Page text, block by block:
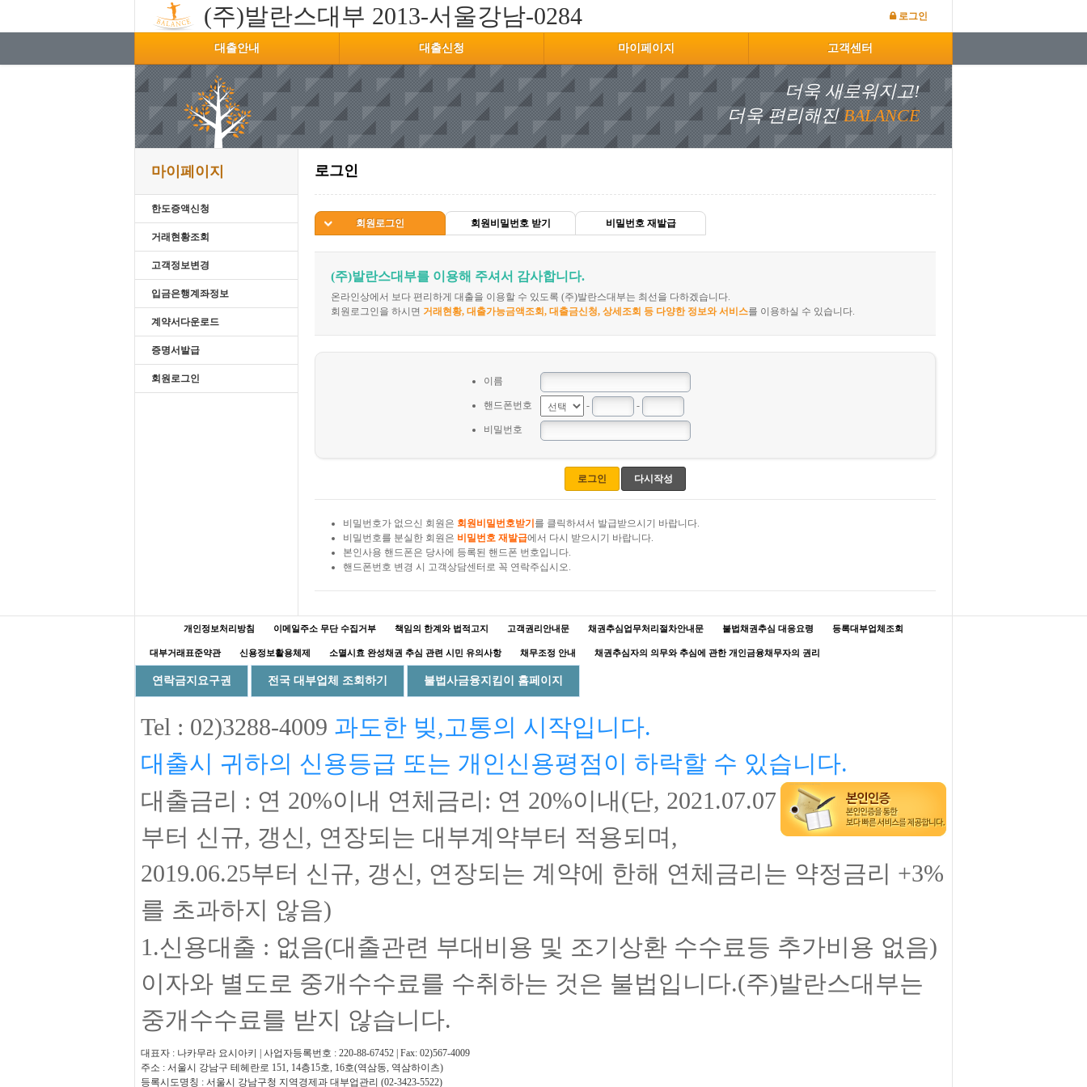
(주)발란스대부 2013-서울강남-0284 로그인
대출안내 대출신청 마이페이지 고객센터
더욱 새로워지고!
더욱 편리해진BALANCE
마이페이지
한도증액신청
거래현황조회
고객정보변경
입금은행계좌정보
계약서다운로드
증명서발급
회원로그인
로그인
회원로그인 회원비밀번호 받기 비밀번호 재발급
(주)발란스대부를 이용해 주셔서 감사합니다.
온라인상에서 보다 편리하게 대출을 이용할 수 있도록 (주)발란스대부는 최선을 다하겠습니다.
회원로그인을 하시면 거래현황, 대출가능금액조회, 대출금신청, 상세조회 등 다양한 정보와 서비스를 이용하실 수 있습니다.
이름
핸드폰번호 - -
비밀번호
로그인 다시작성
비밀번호가 없으신 회원은 회원비밀번호받기 를 클릭하셔서 발급받으시기 바랍니다.
비밀번호를 분실한 회원은 비밀번호 재발급에서 다시 받으시기 바랍니다.
본인사용 핸드폰은 당사에 등록된 핸드폰 번호입니다.
핸드폰번호 변경 시 고객상담센터로 꼭 연락주십시오.
개인정보처리방침 이메일주소 무단 수집거부 책임의 한계와 법적고지 고객권리안내문 채권추심업무처리절차안내문 불법채권추심 대응요령 등록대부업체조회
대부거래표준약관 신용정보활용체제 소멸시효 완성채권 추심 관련 시민 유의사항 채무조정 안내 채권추심자의 의무와 추심에 관한 개인금융채무자의 권리
연락금지요구권 전국 대부업체 조회하기 불법사금융지킴이 홈페이지
Tel : 02)3288-4009 과도한 빚,고통의 시작입니다.
대출시 귀하의 신용등급 또는 개인신용평점이 하락할 수 있습니다.
대출금리 : 연 20%이내 연체금리: 연 20%이내(단, 2021.07.07
부터 신규, 갱신, 연장되는 대부계약부터 적용되며,
2019.06.25부터 신규, 갱신, 연장되는 계약에 한해 연체금리는 약정금리 +3%
를 초과하지 않음)
1.신용대출 : 없음(대출관련 부대비용 및 조기상환 수수료등 추가비용 없음)
이자와 별도로 중개수수료를 수취하는 것은 불법입니다.(주)발란스대부는
중개수수료를 받지 않습니다.
대표자 : 나카무라 요시아키 | 사업자등록번호 : 220-88-67452 | Fax: 02)567-4009
주소 : 서울시 강남구 테헤란로 151, 14층15호, 16호(역삼동, 역삼하이츠)
등록시도명칭 : 서울시 강남구청 지역경제과 대부업관리 (02-3423-5522)